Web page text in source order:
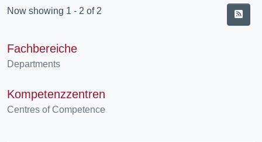
Now showing 1 - 2 of 2
Fachbereiche
Departments
Kompetenzzentren
Centres of Competence